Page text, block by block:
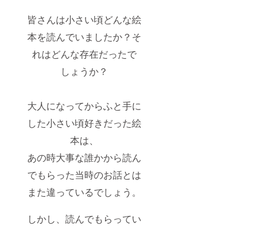
皆さんは小さい頃どんな絵
本を読んでいましたか？そ
れはどんな存在だったで
しょうか？
大人になってからふと手に
した小さい頃好きだった絵
本は、
あの時大事な誰かから読ん
でもらった当時のお話とは
また違っているでしょう。
しかし、読んでもらってい